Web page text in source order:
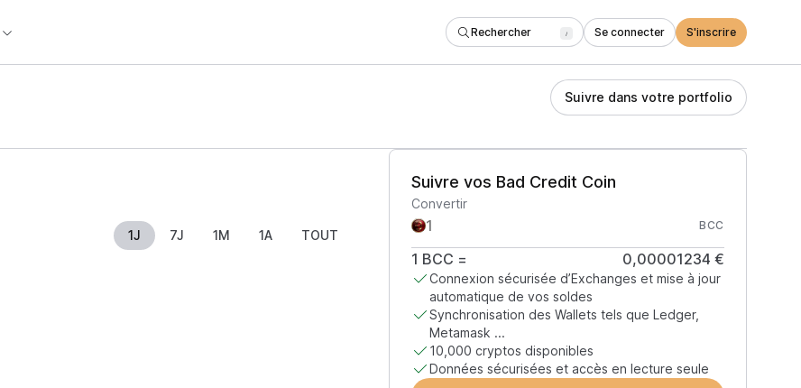
Rechercher / Se connecter S'inscrire
Suivre dans votre portfolio
1J 7J 1M 1A TOUT
Suivre vos Bad Credit Coin
Convertir
BCC
1 BCC = 0,00001234 €
Connexion sécurisée d’Exchanges et mise à jour
automatique de vos soldes
Synchronisation des Wallets tels que Ledger,
Metamask ...
10,000 cryptos disponibles
Données sécurisées et accès en lecture seule